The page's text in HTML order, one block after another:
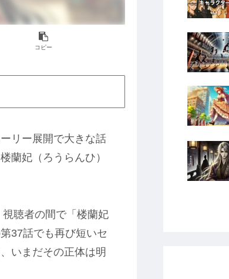
コピー
リー展開で大きな話
蘭妃（ろうらんひ）
聴者の間で「楼蘭妃
37話でも再び短いセ
いまだその正体は明